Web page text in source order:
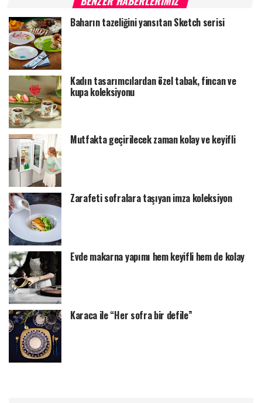
Baharın tazeliğini yansıtan Sketch serisi
Kadın tasarımcılardan özel tabak, fincan ve
kupa koleksiyonu
Mutfakta geçirilecek zaman kolay ve keyifli
Zarafeti sofralara taşıyan imza koleksiyon
Evde makarna yapımı hem keyifli hem de kolay
Karaca ile “Her sofra bir defile”